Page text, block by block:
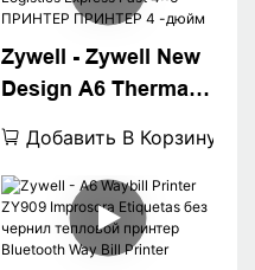
USB+Wi -Fi
Zywell - Zywell New
Design A6 Thermal
Logistics Express
Fast 4x6 ПРИНТЕР
ПРИНТЕР 4 -дюйм
Добавить В Корзину